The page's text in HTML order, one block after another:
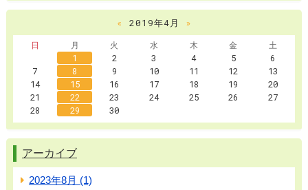
« 2019年4月
»
日
月 火 水 木 金
土
1
2 3 4 5
6
7
8 9 10 11 12
13
14
15 16 17 18 19
20
21
22 23 24 25 26
27
28
29 30
アーカイブ
2023年8月 (1)